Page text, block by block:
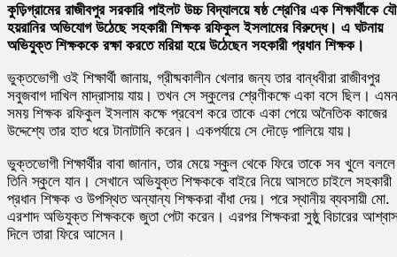
কুড়িগ্রামের রাজীবপুর সরকারি পাইলট উচ্চ বিদ্যালয়ে ষষ্ঠ শ্রেণির এক শিক্ষার্থীকে
হয়রানির অভিযোগ উঠেছে সহকারী শিক্ষক রফিকুল ইসলামের বিরুদ্ধে। এ ঘটনায়
অভিযুক্ত শিক্ষককে রক্ষা করতে মরিয়া হয়ে উঠেছেন সহকারী প্রধান শিক্ষক।
ভুক্তভোগী ওই শিক্ষার্থী জানায়, গ্রীষ্মকালীন খেলার জন্য তার বান্ধবীরা রাজীবপুর
সবুজবাগ দাখিল মাদ্রাসায় যায়। তখন সে স্কুলের শ্রেণীকক্ষে একা বসে ছিল। এমন
সময় শিক্ষক রফিকুল ইসলাম কক্ষে প্রবেশ করে তাকে একা পেয়ে অনৈতিক কাজের
উদ্দেশ্যে তার হাত ধরে টানাটানি করেন। একপর্যায়ে সে দৌড়ে পালিয়ে যায়।
ভুক্তভোগী শিক্ষার্থীর বাবা জানান, তার মেয়ে স্কুল থেকে ফিরে তাকে সব খুলে বললে
তিনি স্কুলে যান। সেখানে অভিযুক্ত শিক্ষককে বাইরে নিয়ে আসতে চাইলে সহকারী
প্রধান শিক্ষক ও উপস্থিত অন্যান্য শিক্ষকরা বাঁধা দেয়। পরে স্থানীয় ব্যবসায়ী মো.
এরশাদ অভিযুক্ত শিক্ষককে জুতা পেটা করেন। এরপর শিক্ষকরা সুষ্ঠু বিচারের
দিলে তারা ফিরে আসেন।